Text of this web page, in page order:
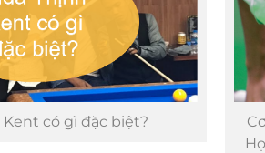
Kent có gì đặc biệt?